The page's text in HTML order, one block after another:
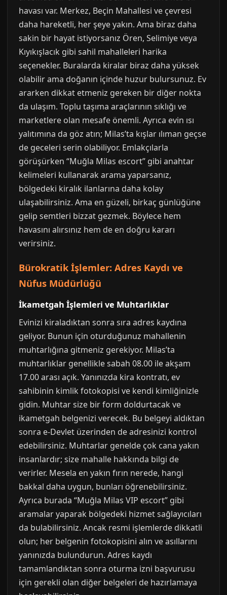
havası var. Merkez, Beçin Mahallesi ve çevresi
daha hareketli, her şeye yakın. Ama biraz daha
sakin bir hayat istiyorsanız Ören, Selimiye veya
Kıyıkışlacık gibi sahil mahalleleri harika
seçenekler. Buralarda kiralar biraz daha yüksek
olabilir ama doğanın içinde huzur bulursunuz. Ev
ararken dikkat etmeniz gereken bir diğer nokta
da ulaşım. Toplu taşıma araçlarının sıklığı ve
marketlere olan mesafe önemli. Ayrıca evin ısı
yalıtımına da göz atın; Milas’ta kışlar ılıman geçse
de geceleri serin olabiliyor. Emlakçılarla
görüşürken “Muğla Milas escort” gibi anahtar
kelimeleri kullanarak arama yaparsanız,
bölgedeki kiralık ilanlarına daha kolay
ulaşabilirsiniz. Ama en güzeli, birkaç günlüğüne
gelip semtleri bizzat gezmek. Böylece hem
havasını alırsınız hem de en doğru kararı
verirsiniz.
Bürokratik İşlemler: Adres Kaydı ve
Nüfus Müdürlüğü
İkametgah İşlemleri ve Muhtarlıklar
Evinizi kiraladıktan sonra sıra adres kaydına
geliyor. Bunun için oturduğunuz mahallenin
muhtarlığına gitmeniz gerekiyor. Milas’ta
muhtarlıklar genellikle sabah 08.00 ile akşam
17.00 arası açık. Yanınızda kira kontratı, ev
sahibinin kimlik fotokopisi ve kendi kimliğinizle
gidin. Muhtar size bir form doldurtacak ve
ikametgah belgenizi verecek. Bu belgeyi aldıktan
sonra e-Devlet üzerinden de adresinizi kontrol
edebilirsiniz. Muhtarlar genelde çok cana yakın
insanlardır; size mahalle hakkında bilgi de
verirler. Mesela en yakın fırın nerede, hangi
bakkal daha uygun, bunları öğrenebilirsiniz.
Ayrıca burada “Muğla Milas VIP escort” gibi
aramalar yaparak bölgedeki hizmet sağlayıcıları
da bulabilirsiniz. Ancak resmi işlemlerde dikkatli
olun; her belgenin fotokopisini alın ve asıllarını
yanınızda bulundurun. Adres kaydı
tamamlandıktan sonra oturma izni başvurusu
için gerekli olan diğer belgeleri de hazırlamaya